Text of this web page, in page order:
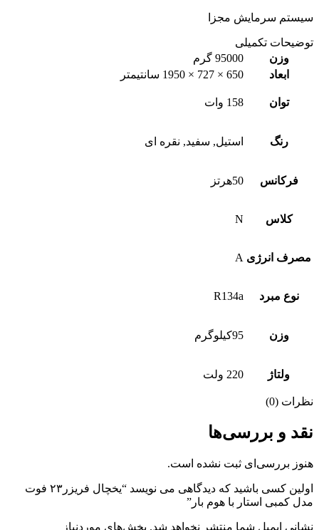
سیستم سرمایش مجزا
توضیحات تکمیلی
وزن
95000 گرم
ابعاد
650 × 727 × 1950 سانتیمتر
توان 158 وات
رنگ استیل, سفید, نقره ای
فرکانس 50هرتز
کلاس N
مصرف انرژی A
نوع مبرد R134a
وزن 95کیلوگرم
ولتاژ 220 ولت
نظرات (0)
نقد و بررسی‌ها
هنوز بررسی‌ای ثبت نشده است.
اولین کسی باشید که دیدگاهی می نویسد “یخچال فریزر۲۳ فوت
مدل کمبی استار با هوم بار”
نشانی ایمیل شما منتشر نخواهد شد. بخش‌های موردنیاز